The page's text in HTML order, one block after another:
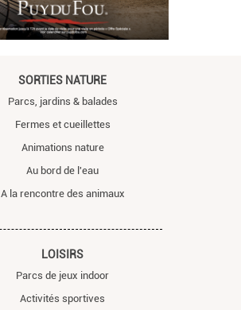
SORTIES NATURE
Parcs, jardins & balades
Fermes et cueillettes
Animations nature
Au bord de l'eau
A la rencontre des animaux
LOISIRS
Parcs de jeux indoor
Activités sportives